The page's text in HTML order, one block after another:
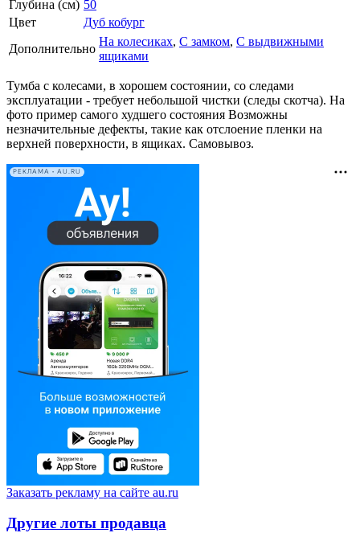
Глубина (см) 50
Цвет
Дуб кобург
Дополнительно
На колесиках, С замком, С выдвижными
ящиками
Тумба с колесами, в хорошем состоянии, со следами
эксплуатации - требует небольшой чистки (следы скотча). На
фото пример самого худшего состояния Возможны
незначительные дефекты, такие как отслоение пленки на
верхней поверхности, в ящиках. Самовывоз.
РЕКЛАМА • AU.RU
Заказать рекламу на сайте au.ru
Другие лоты продавца